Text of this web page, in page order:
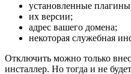
установленные
их версии;
адрес вашего домена;
некоторая служебная
Отключить можно только
инсталлер. Но тогда и не